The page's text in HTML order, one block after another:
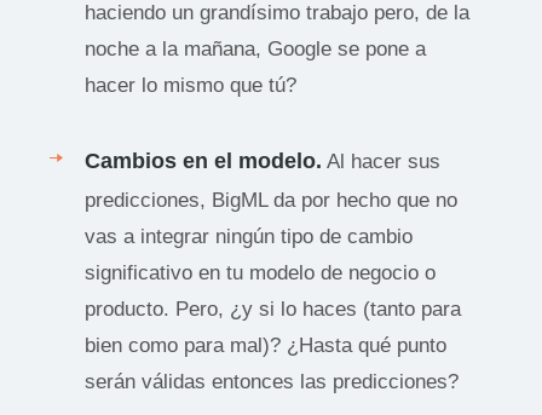
haciendo un grandísimo trabajo pero, de la
noche a la mañana, Google se pone a
hacer lo mismo que tú?
Cambios en el modelo. Al hacer sus
predicciones, BigML da por hecho que no
vas a integrar ningún tipo de cambio
significativo en tu modelo de negocio o
producto. Pero, ¿y si lo haces (tanto para
bien como para mal)? ¿Hasta qué punto
serán válidas entonces las predicciones?